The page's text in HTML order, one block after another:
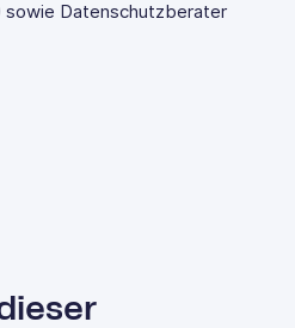
sowie Datenschutzberater